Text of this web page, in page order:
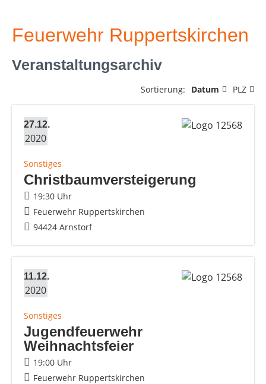
Feuerwehr Ruppertskirchen
Veranstaltungsarchiv
Sortierung: Datum PLZ
27.12.
2020
Sonstiges
Christbaumversteigerung
19:30 Uhr
Feuerwehr Ruppertskirchen
94424 Arnstorf
11.12.
2020
Sonstiges
Jugendfeuerwehr
Weihnachtsfeier
19:00 Uhr
Feuerwehr Ruppertskirchen